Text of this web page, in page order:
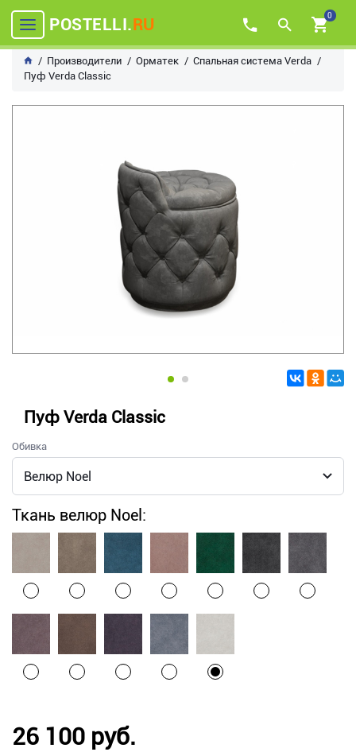
POSTELLI.RU 0
Производители Орматек
Спальная система Verda
Пуф Verda Classic
Пуф Verda Classic
Обивка
Ткань велюр Noel:
26 100 руб.